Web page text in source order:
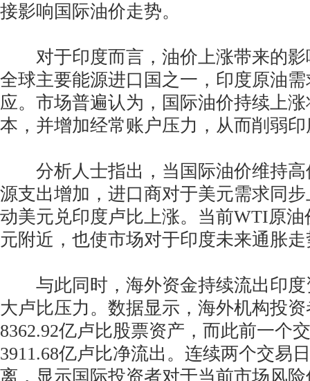
接影响国际油价走势。
对于印度而言，油价上涨带来的影
全球主要能源进口国之一，印度原油
应。市场普遍认为，国际油价持续上
本，并增加经常账户压力，从而削弱
分析人士指出，当国际油价维持高
源支出增加，进口商对于美元需求同
动美元兑印度卢比上涨。当前WTI原油
元附近，也使市场对于印度未来通胀
与此同时，海外资金持续流出印度
大卢比压力。数据显示，海外机构投
8362.92亿卢比股票资产，而此前一个
3911.68亿卢比净流出。连续两个交易
离，显示国际投资者对于当前市场风